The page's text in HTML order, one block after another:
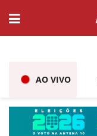
AO VIVO